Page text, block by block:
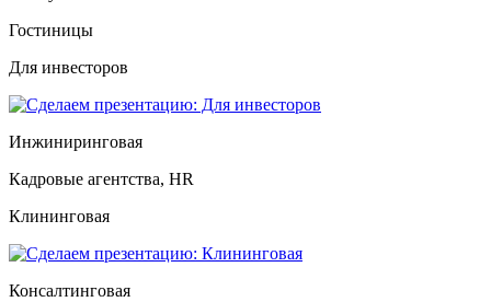
Гостиницы
Для инвесторов
Инжиниринговая
Кадровые агентства, HR
Клининговая
Консалтинговая